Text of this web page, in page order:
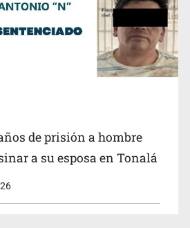
a inspectores de
Sheinbaum
de prisión a hombre
a su esposa en Tonalá